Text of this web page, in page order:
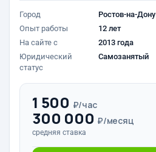
Город
Ростов-на-Дону
Опыт работы
12 лет
На сайте с
2013 года
Юридический
статус
Самозанятый
1 500 ₽/час
300 000 ₽/месяц
средняя ставка